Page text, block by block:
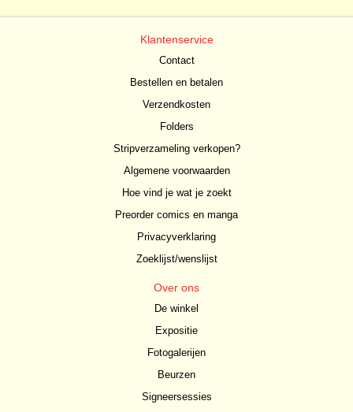
Klantenservice
Contact
Bestellen en betalen
Verzendkosten
Folders
Stripverzameling verkopen?
Algemene voorwaarden
Hoe vind je wat je zoekt
Preorder comics en manga
Privacyverklaring
Zoeklijst/wenslijst
Over ons
De winkel
Expositie
Fotogalerijen
Beurzen
Signeersessies